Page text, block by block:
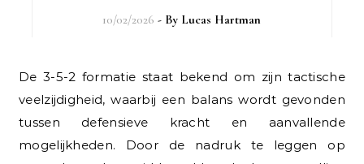
10/02/2026 - By Lucas Hartman
De 3-5-2 formatie staat bekend om zijn tactische
veelzijdigheid, waarbij een balans wordt gevonden
tussen defensieve kracht en aanvallende
mogelijkheden. Door de nadruk te leggen op